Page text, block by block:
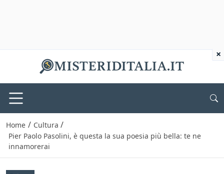
Home / Cultura /
Pier Paolo Pasolini, è questa la sua poesia più bella: te ne
innamorerai
×